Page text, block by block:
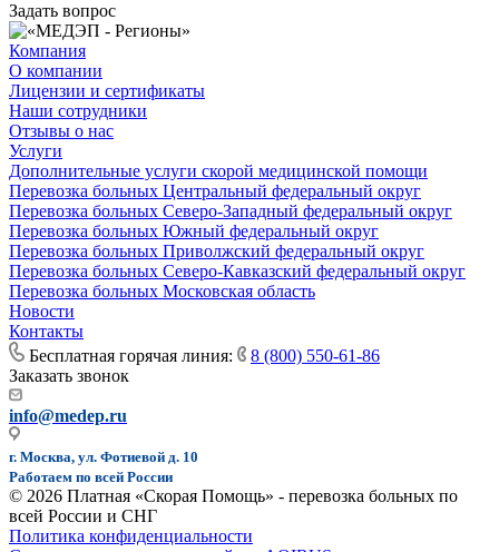
Задать вопрос
Компания
О компании
Лицензии и сертификаты
Наши сотрудники
Отзывы о нас
Услуги
Дополнительные услуги скорой медицинской помощи
Перевозка больных Центральный федеральный округ
Перевозка больных Северо-Западный федеральный округ
Перевозка больных Южный федеральный округ
Перевозка больных Приволжский федеральный округ
Перевозка больных Северо-Кавказский федеральный округ
Перевозка больных Московская область
Новости
Контакты
Бесплатная горячая линия:
8 (800) 550-61-86
Заказать звонок
info@medep.ru
г. Москва, ул. Фотиевой д. 10
Работаем по всей России
© 2026 Платная «Скорая Помощь» - перевозка больных по
всей России и СНГ
Политика конфиденциальности